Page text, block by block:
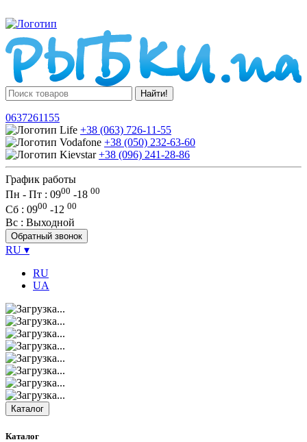
Найти!
0637261155
+38 (063) 726-11-55
+38 (050) 232-63-60
+38 (096) 241-28-86
График работы
Пн - Пт : 0900 -18 00
Сб : 0900 -12 00
Вс : Выходной
Обратный звонок
RU ▾
RU
UA
Каталог
Каталог